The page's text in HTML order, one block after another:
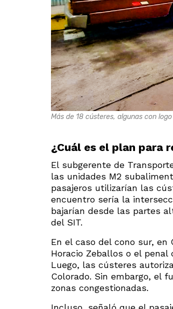
Más de 18 cústeres, algunas con
¿Cuál es el plan para
El subgerente de
las unidades M2
pasajeros utilizarían las
encuentro sería la
bajarían desde las partes
del SIT.
En el caso del cono sur,
Horacio Zeballos o el penal
Luego, las cústeres
Colorado. Sin embargo, el
zonas congestionadas.